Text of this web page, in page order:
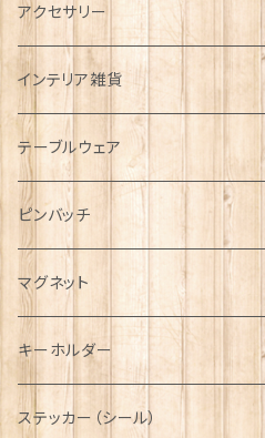
タータンネクタイ
帽子
キャップ
ハンチング帽
ディアストーカー
ニット帽
Tシャツ
マフラー
タータン【Bronte by Moon】
タータン【Glencroft】
ボタンラップマフラー【Aran Traditions】
サッシュ
スカーフ
ファッションマスク
アクセサリー
ORTAK
ブローチ
ペンダント
チャーム
その他のアクセサリー
インテリア雑貨
インテリア置物
ラブスプーン
ラブスプーン【SION LLEWELLYN】
ラブスプーン【PAUL CURTIS】
ファブリック
テーブルウェア
ティータオル
ペーパーナプキン
ティーコジー
その他テーブルウェア
ピンバッチ
ジェネラルデザイン
乗り物
動物＆植物
ミリタリー
NAVY
ピューター
マグネット
キーホルダー
ステッカー（シール）